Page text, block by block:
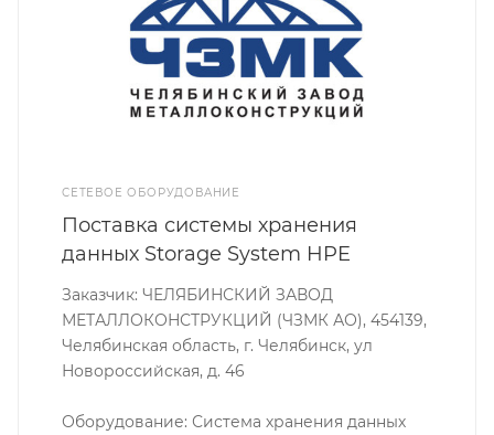
СЕТЕВОЕ ОБОРУДОВАНИЕ
Поставка системы хранения
данных Storage System HPE
Заказчик: ЧЕЛЯБИНСКИЙ ЗАВОД
МЕТАЛЛОКОНСТРУКЦИЙ (ЧЗМК АО), 454139,
Челябинская область, г. Челябинск, ул
Новороссийская, д. 46
Оборудование: Система хранения данных